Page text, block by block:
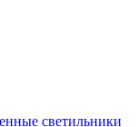
светильники